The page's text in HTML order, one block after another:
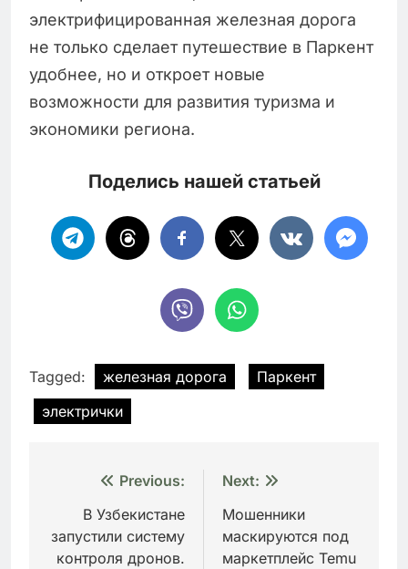
электрифицированная железная дорога
не только сделает путешествие в Паркент
удобнее, но и откроет новые
возможности для развития туризма и
экономики региона.
Поделись нашей статьей
Tagged: железная дорога
Паркент
электрички
Навигация
записям
Previous:
В Узбекистане
запустили систему
контроля дронов.
Next:
Мошенники
маскируются под
маркетплейс Temu